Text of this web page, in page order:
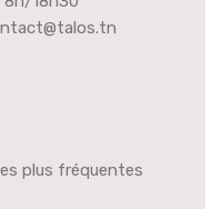
plus fréquentes